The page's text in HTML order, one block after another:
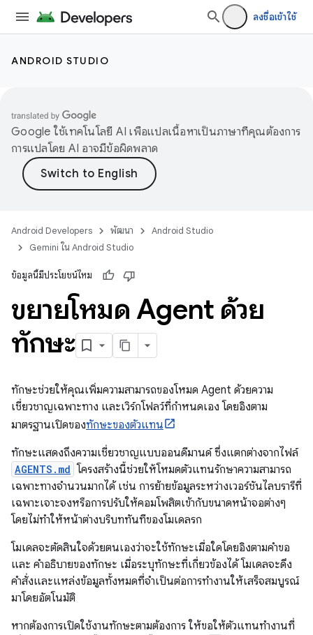
ลงชื่อเข้าใช้
ANDROID STUDIO
Google ใช้เทคโนโลยี AI เพื่อแปลเนื้อหาเป็นภาษาที่คุณต้องการ
การแปลโดย AI อาจมีข้อผิดพลาด
Android Developers พัฒนา
Android Studio
Gemini ใน Android Studio
ข้อมูลนี้มีประโยชน์ไหม
ขยายโหมด Agent ด้วย
ทักษะ
ทักษะช่วยให้คุณเพิ่มความสามารถของโหมด Agent ด้วยความ
เชี่ยวชาญเฉพาะทาง และเวิร์กโฟลว์ที่กำหนดเอง โดยอิงตาม
มาตรฐานเปิดของทักษะของตัวแทน
ทักษะแสดงถึงความเชี่ยวชาญแบบออนดีมานด์ ซึ่งแตกต่างจากไฟล์
AGENTS.md โครงสร้างนี้ช่วยให้โหมดตัวแทนรักษาความสามารถ
เฉพาะทางจำนวนมากได้ เช่น การย้ายข้อมูลระหว่างเวอร์ชันไลบรารีที่
เฉพาะเจาะจงหรือการปรับให้คอมโพสิตเข้ากับขนาดหน้าจอต่างๆ
โดยไม่ทำให้หน้าต่างบริบททันทีของโมเดลรก
โมเดลจะตัดสินใจด้วยตนเองว่าจะใช้ทักษะเมื่อใดโดยอิงตามคำขอ
และ คำอธิบายของทักษะ เมื่อระบุทักษะที่เกี่ยวข้องได้ โมเดลจะดึง
คำสั่งและแหล่งข้อมูลทั้งหมดที่จำเป็นต่อการทำงานให้เสร็จสมบูรณ์
มาโดยอัตโนมัติ
หากต้องการเปิดใช้งานทักษะตามต้องการ ให้ขอให้ตัวแทนทำงานที่